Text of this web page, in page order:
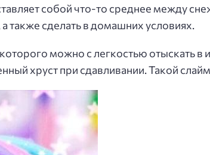
собой что-то среднее между
также сделать в домашних условиях.
можно с легкостью отыскать
хруст при сдавливании. Такой